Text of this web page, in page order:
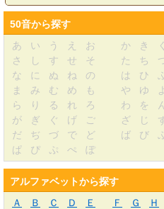
50音から探す
あ
い う え お か き く
さ
し す せ そ た ち
な
に ぬ ね の は ひ
ま
み む め も や ゆ
ら
り る れ ろ わ を
が
ぎ ぐ げ ご ざ じ
だ
ぢ づ で ど ば び
ぱ
ぴ ぷ ぺ ぽ
アルファベットから探す
Ａ
Ｂ Ｃ Ｄ Ｅ Ｆ Ｇ Ｈ